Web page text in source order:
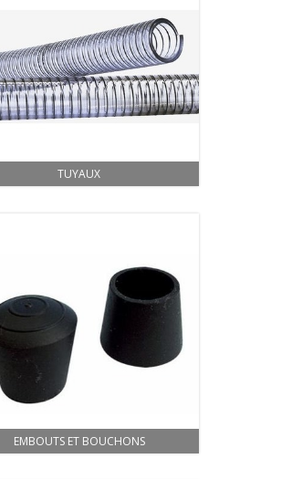
TUYAUX
EMBOUTS ET BOUCHONS